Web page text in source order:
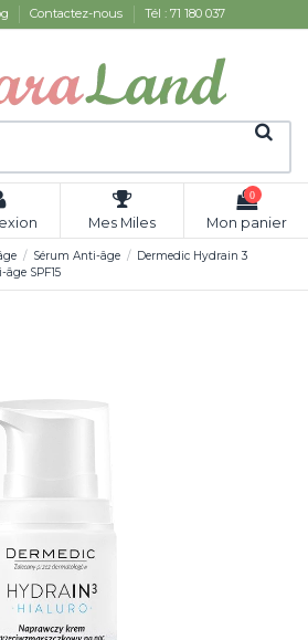
Contactez-nous Tél : 71 180 037
Mes Miles
0
Mon panier
Sérum Anti-âge
Dermedic Hydrain 3
SPF15